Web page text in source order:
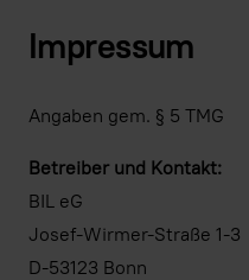
Impressum
Angaben gem. § 5 TMG
Betreiber und Kontakt:
BIL eG
Josef-Wirmer-Straße 1-3
D-53123 Bonn